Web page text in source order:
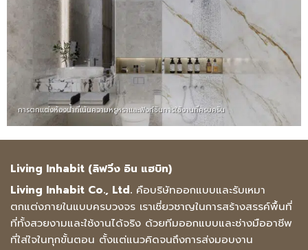
การตกแต่งห้องน้ำที่เน้นความหรูหราและฟังก์ชันการใช้งานที่ครบครัน
Living Inhabit (ลิฟวิ่ง อิน แฮบิท)
Living Inhabit Co., Ltd. คือบริษัทออกแบบและรับเหมา
ตกแต่งภายในแบบครบวงจร เราเชี่ยวชาญในการสร้างสรรค์พื้นที่
ที่ทั้งสวยงามและใช้งานได้จริง ด้วยทีมออกแบบและช่างมืออาชีพ
ที่ใส่ใจในทุกขั้นตอน ตั้งแต่แนวคิดจนถึงการส่งมอบงาน